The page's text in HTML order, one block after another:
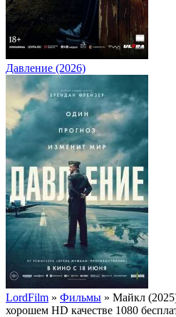
Давление (2026)
LordFilm » Фильмы » Майкл
хорошем HD качестве 1080